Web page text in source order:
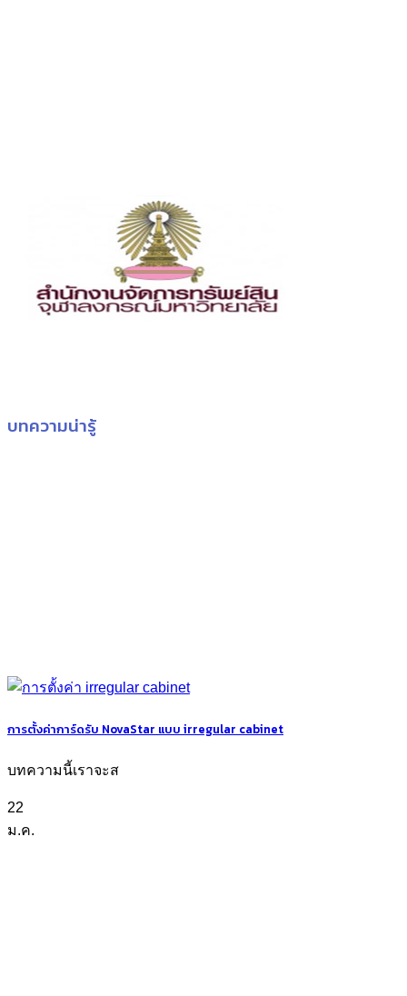
บทความน่ารู้
การตั้งค่าการ์ดรับ NovaStar แบบ irregular cabinet
บทความนี้เราจะส
22
ม.ค.